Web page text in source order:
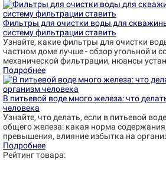
Фильтры для очистки воды для
систему фильтрации ставить
Узнайте, какие фильтры для очистки
частном доме лучше - обзор угольной и
механической фильтрации, нюансы
Подробнее
В питьевой воде много железа: что
человека
Узнайте, что делать, если в питьевой
общего железа: какая норма
превышения, влияние избытка на
Подробнее
Рейтинг товара: